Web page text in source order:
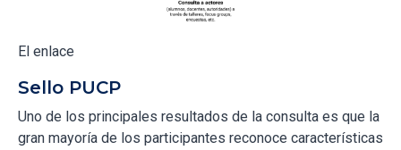
El enlace
Sello PUCP
Uno de los principales resultados de la consulta es que la
gran mayoría de los participantes reconoce características